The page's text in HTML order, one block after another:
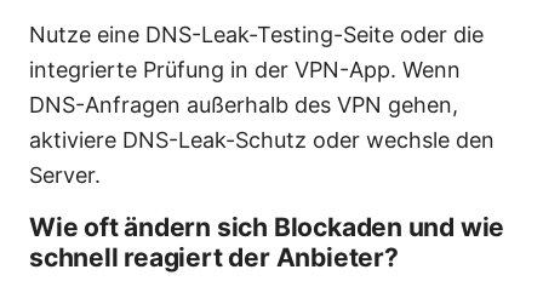
Nutze eine DNS-Leak-Testing-Seite oder die
integrierte Prüfung in der VPN-App. Wenn
DNS-Anfragen außerhalb des VPN gehen,
aktiviere DNS-Leak-Schutz oder wechsle den
Server.
Wie oft ändern sich Blockaden und wie
schnell reagiert der Anbieter?